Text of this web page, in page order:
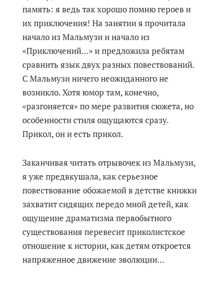
память: я ведь так хорошо помню героев и
их приключения! На занятии я прочитала
начало из Мальмузи и начало из
«Приключений…» и предложила ребятам
сравнить язык двух разных повествований.
С Мальмузи ничего неожиданного не
возникло. Хотя юмор там, конечно,
«разгоняется» по мере развития сюжета, но
особенности стиля ощущаются сразу.
Прикол, он и есть прикол.
Заканчивая читать отрывочек из Мальмузи,
я уже предвкушала, как серьезное
повествование обожаемой в детстве книжки
захватит сидящих передо мной детей, как
ощущение драматизма первобытного
существования перевесит приколистское
отношение к истории, как детям откроется
напряженное движение эволюции…